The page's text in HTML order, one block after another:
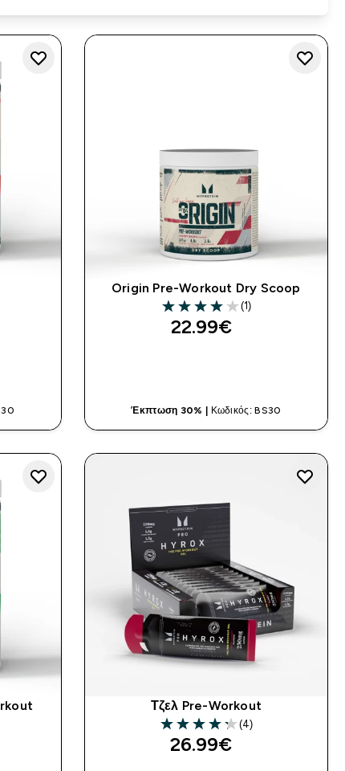
Origin Pre-Workout Dry Scoop
4 out of 5 stars
(1)
22.99€‎
Έκπτωση 30% | Κωδικός: BS30
Τζελ Pre-Workout
4.25 out of 5 stars
(4)
26.99€‎